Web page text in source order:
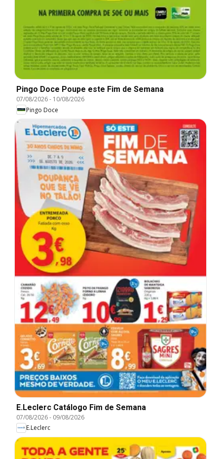
Pingo Doce Poupe este Fim de Semana
07/08/2026- 10/08/2026
Pingo Doce
E.Leclerc Catálogo Fim de Semana
07/08/2026- 09/08/2026
E.Leclerc